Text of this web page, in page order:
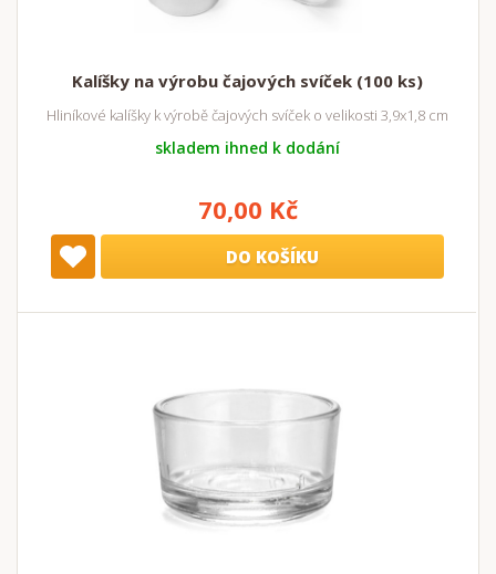
Kalíšky na výrobu čajových svíček (100 ks)
Hliníkové kalíšky k výrobě čajových svíček o velikosti 3,9x1,8 cm
skladem ihned k dodání
70,00 Kč
DO KOŠÍKU